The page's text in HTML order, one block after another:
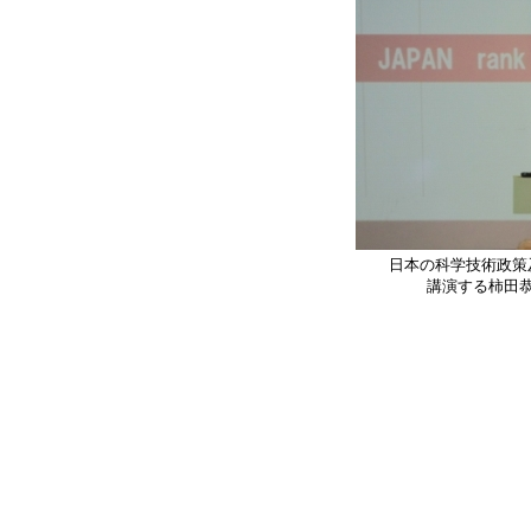
日本の科学技術政
講演する柿田